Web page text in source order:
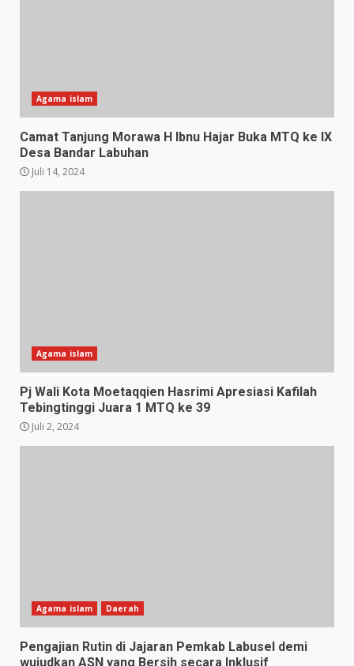
Agama islam
Camat Tanjung Morawa H Ibnu Hajar Buka MTQ ke IX
Desa Bandar Labuhan
Juli 14, 2024
Agama islam
Pj Wali Kota Moetaqqien Hasrimi Apresiasi Kafilah
Tebingtinggi Juara 1 MTQ ke 39
Juli 2, 2024
Agama islam Daerah
Pengajian Rutin di Jajaran Pemkab Labusel demi
wujudkan ASN yang Bersih secara Inklusif